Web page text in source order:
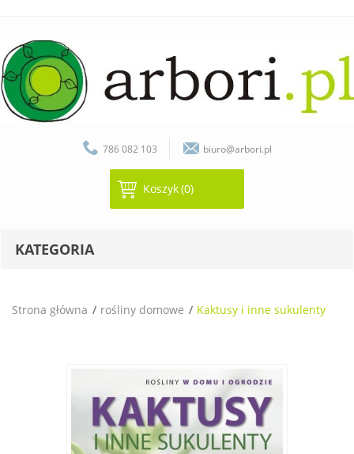
786 082 103 biuro@arbori.pl
Koszyk(0)
KATEGORIA
Strona główna rośliny domowe Kaktusy i inne sukulenty